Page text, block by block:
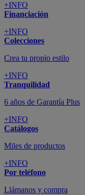
+INFO
Financiación
+INFO
Colecciones
Crea tu propio estilo
+INFO
Tranquilidad
6 años de Garantía Plus
+INFO
Catálogos
Miles de productos
+INFO
Por teléfono
Llámanos y compra